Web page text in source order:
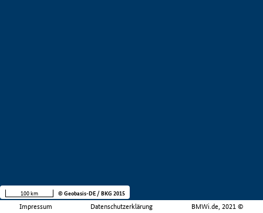
Impressum Datenschutzerklärung BMWi.de, 2021 ©
100 km © Geobasis-DE / BKG 2015